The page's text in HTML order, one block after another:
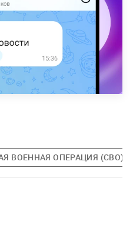
ВОЕННАЯ ОПЕРАЦИЯ (СВО)